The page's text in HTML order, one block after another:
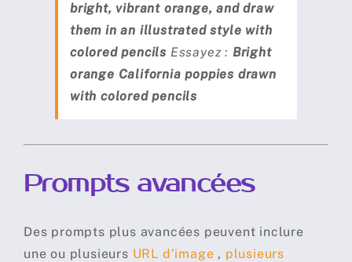
bright, vibrant orange, and draw
them in an illustrated style with
colored pencils Essayez : Bright
orange California poppies drawn
with colored pencils
Prompts avancées
Des prompts plus avancées peuvent inclure
une ou plusieurs URL d’image , plusieurs